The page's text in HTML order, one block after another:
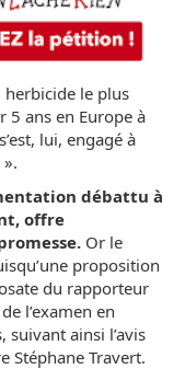
herbicide le plus
5 ans en Europe à
lui, engagé à
débattu à
offre
Or le
proposition
du rapporteur
l’examen en
ainsi l’avis
Stéphane Travert.